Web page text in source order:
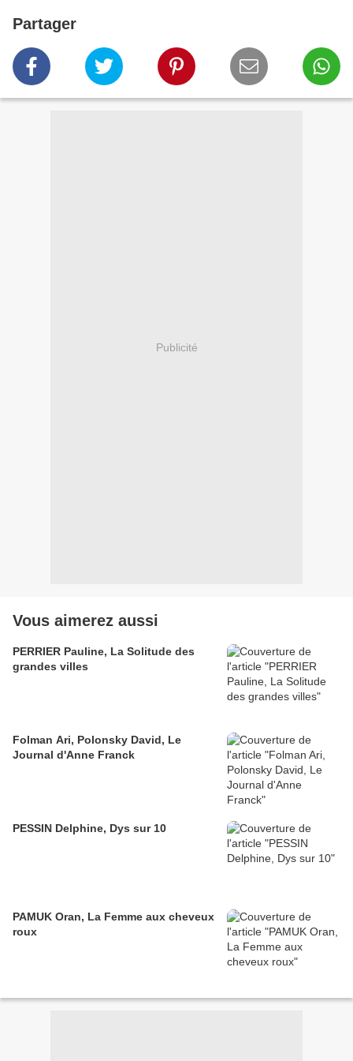
Partager
Publicité
Vous aimerez aussi
PERRIER Pauline, La Solitude des
grandes villes
Folman Ari, Polonsky David, Le
Journal d'Anne Franck
PESSIN Delphine, Dys sur 10
PAMUK Oran, La Femme aux cheveux
roux